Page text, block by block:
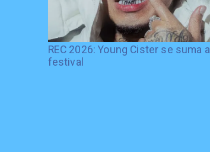
REC 2026: Young Cister se suma al
festival